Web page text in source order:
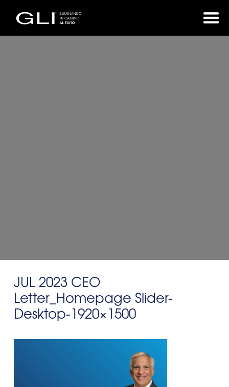
JUL 2023 CEO
Letter_Homepage Slider-
Desktop-1920×1500